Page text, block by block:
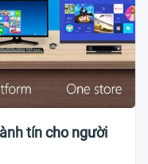
tín cho người